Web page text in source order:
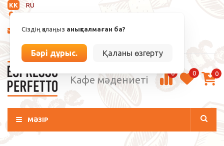
KK
RU
Сіздің қалаңыз анықталмаған ба?
Бәрі дұрыс. Қаланы өзгерту
info@espressoperfetto.kz
Кафе мәдениеті
0 0 0
МӘЗІР